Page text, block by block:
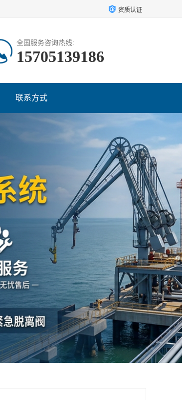
资质认证
全国服务咨询热线:
15705139186
联系方式